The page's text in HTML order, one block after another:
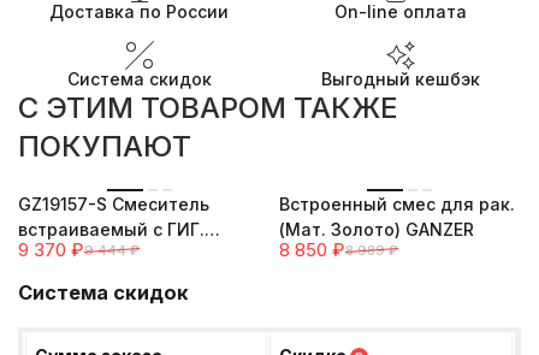
Доставка по России On-line оплата
Система скидок Выгодный кешбэк
C ЭТИМ ТОВАРОМ ТАКЖЕ
ПОКУПАЮТ
GZ19157-S Смеситель
встраиваемый с ГИГ.
душем (Мат. Золото)
9 370 ₽9 444 ₽
Встроенный смес для рак.
(Мат. Золото) GANZER
8 850 ₽8 989 ₽
Система скидок